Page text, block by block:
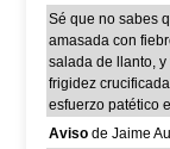
Sé que no sabes
amasada con
salada de llanto,
frigidez
esfuerzo patético
Aviso de Jaime